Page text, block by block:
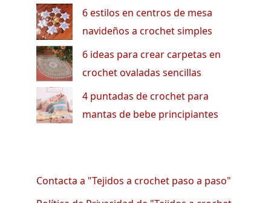
6 estilos en centros de mesa
navideños a crochet simples
6 ideas para crear carpetas en
crochet ovaladas sencillas
4 puntadas de crochet para
mantas de bebe principiantes
Contacta a "Tejidos a crochet paso a paso"